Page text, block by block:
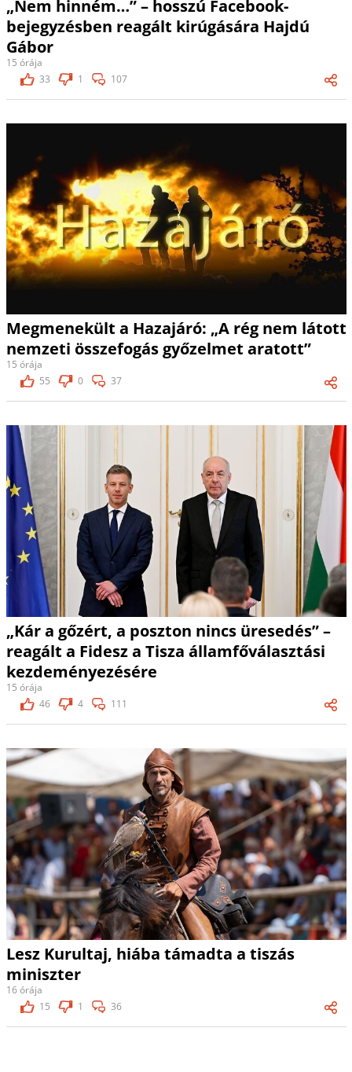
„Nem hinném…” – hosszú Facebook-
bejegyzésben reagált kirúgására Hajdú
Gábor
15 órája
33
1 107
Megmenekült a Hazajáró: „A rég nem látott
nemzeti összefogás győzelmet aratott”
15 órája
55
0 37
„Kár a gőzért, a poszton nincs üresedés” –
reagált a Fidesz a Tisza államfőválasztási
kezdeményezésére
15 órája
46
4 111
Lesz Kurultaj, hiába támadta a tiszás
miniszter
16 órája
15
1 36